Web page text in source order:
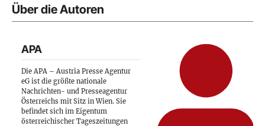
Über die Autoren
APA
Die APA – Austria Presse Agentur
eG ist die größte nationale
Nachrichten- und Presseagentur
Österreichs mit Sitz in Wien. Sie
befindet sich im Eigentum
österreichischer Tageszeitungen